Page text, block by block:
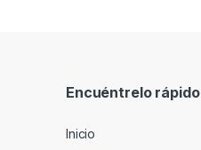
Encuéntrelo rápido
Inicio